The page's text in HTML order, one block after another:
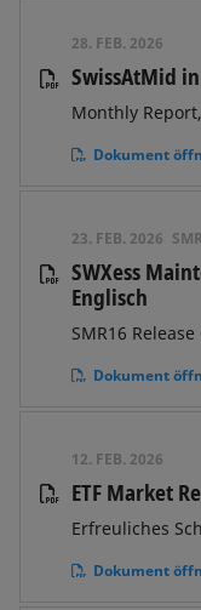
28. FEB. 2026
SwissAtMid
Monthly
Dokument
23. FEB. 2026
SWXess
Englisch
SMR16
Dokument
12. FEB. 2026
ETF Market
Erfreuliches
Dokument